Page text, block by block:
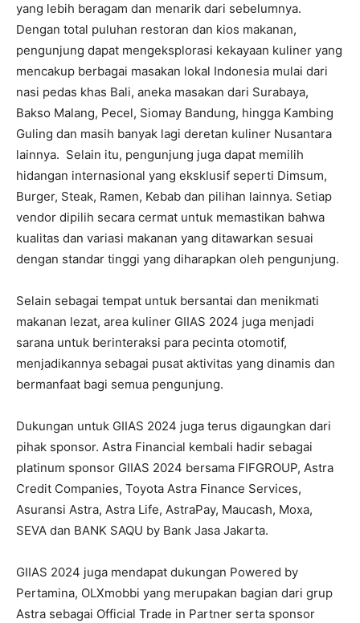
yang lebih beragam dan menarik dari sebelumnya.
Dengan total puluhan restoran dan kios makanan,
pengunjung dapat mengeksplorasi kekayaan kuliner yang
mencakup berbagai masakan lokal Indonesia mulai dari
nasi pedas khas Bali, aneka masakan dari Surabaya,
Bakso Malang, Pecel, Siomay Bandung, hingga Kambing
Guling dan masih banyak lagi deretan kuliner Nusantara
lainnya. Selain itu, pengunjung juga dapat memilih
hidangan internasional yang eksklusif seperti Dimsum,
Burger, Steak, Ramen, Kebab dan pilihan lainnya. Setiap
vendor dipilih secara cermat untuk memastikan bahwa
kualitas dan variasi makanan yang ditawarkan sesuai
dengan standar tinggi yang diharapkan oleh pengunjung.
Selain sebagai tempat untuk bersantai dan menikmati
makanan lezat, area kuliner GIIAS 2024 juga menjadi
sarana untuk berinteraksi para pecinta otomotif,
menjadikannya sebagai pusat aktivitas yang dinamis dan
bermanfaat bagi semua pengunjung.
Dukungan untuk GIIAS 2024 juga terus digaungkan dari
pihak sponsor. Astra Financial kembali hadir sebagai
platinum sponsor GIIAS 2024 bersama FIFGROUP, Astra
Credit Companies, Toyota Astra Finance Services,
Asuransi Astra, Astra Life, AstraPay, Maucash, Moxa,
SEVA dan BANK SAQU by Bank Jasa Jakarta.
GIIAS 2024 juga mendapat dukungan Powered by
Pertamina, OLXmobbi yang merupakan bagian dari grup
Astra sebagai Official Trade in Partner serta sponsor